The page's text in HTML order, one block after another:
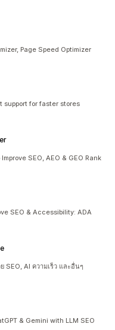
Page Speed Optimizer
support for faster stores
SEO, AEO & GEO Rank
SEO & Accessibility: ADA
SEO, AI ความเร็ว และอื่นๆ
& Gemini with LLM SEO